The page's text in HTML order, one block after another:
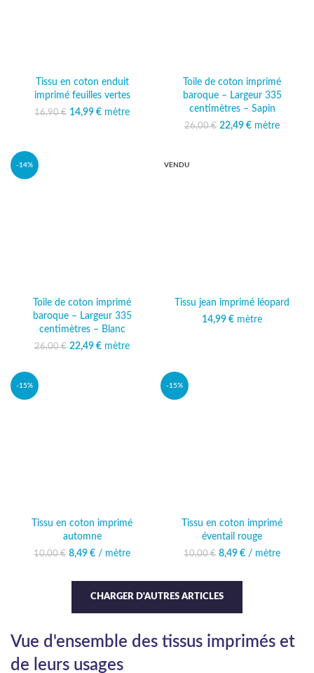
Tissu en coton enduit
imprimé feuilles vertes
16,90€ Le prix initial était :
14,99 €
Le prix
mètre
Toile de coton imprimé
baroque – Largeur 335
centimètres – Sapin
26,00€ Le prix initial était :
22,49 €
Le prix
mètre
-14%
Toile de coton imprimé
baroque – Largeur 335
centimètres – Blanc
26,00€ Le prix initial était :
22,49 €
Le prix
mètre
VENDU
Tissu jean imprimé léopard
14,99 € mètre
-15%
Tissu en coton imprimé
automne
10,00€ Le prix initial était :
8,49 € Le prix actuel
/ mètre
-15%
Tissu en coton imprimé
éventail rouge
10,00€ Le prix initial était :
8,49 € Le prix actuel
/ mètre
CHARGER D'AUTRES ARTICLES
Vue d'ensemble des tissus imprimés et
de leurs usages